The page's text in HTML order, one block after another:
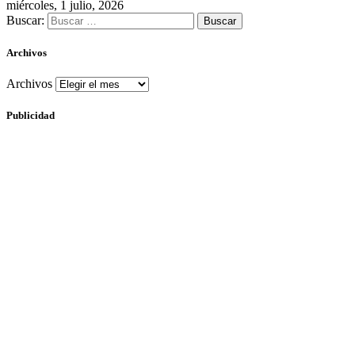
miércoles, 1 julio, 2026
Buscar:
Archivos
Archivos
Publicidad